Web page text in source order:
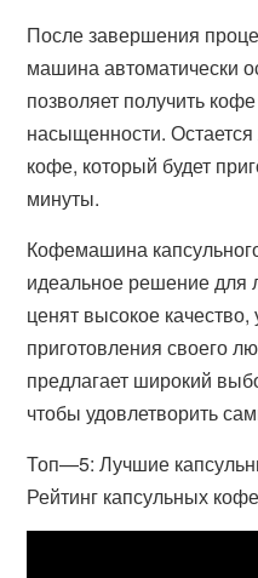
После завершения
машина автоматически
позволяет получить
насыщенности.
кофе, который будет
минуты.
Кофемашина
идеальное решение для
ценят высокое качество,
приготовления своего
предлагает широкий
чтобы удовлетворить
Топ—5: Лучшие
Рейтинг капсульных